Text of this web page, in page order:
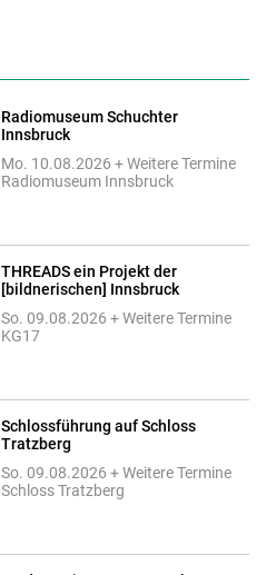
Radiomuseum Schuchter
Innsbruck
Mo. 10.08.2026 + Weitere Termine
Radiomuseum Innsbruck
THREADS ein Projekt der
[bildnerischen] Innsbruck
So. 09.08.2026 + Weitere Termine
KG17
Schlossführung auf Schloss
Tratzberg
So. 09.08.2026 + Weitere Termine
Schloss Tratzberg